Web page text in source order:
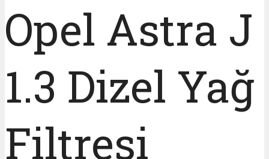
Opel Astra J
1.3 Dizel Yağ
Filtresi